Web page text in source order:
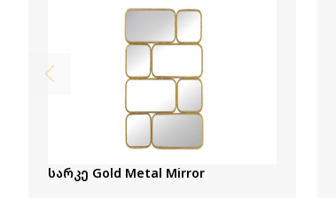
სარკე Gold Metal Mirror